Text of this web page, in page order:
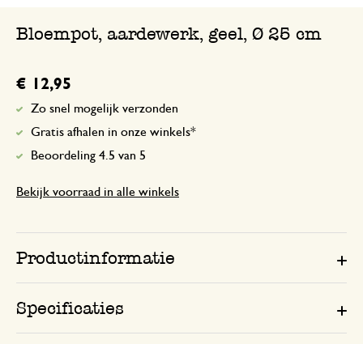
Bloempot, aardewerk, geel, Ø 25 cm
€ 12,95
Zo snel mogelijk verzonden
Gratis afhalen in onze winkels*
Beoordeling 4.5 van 5
Bekijk voorraad in alle winkels
Productinformatie
Specificaties
gelukkig al contact is geweest en
opgelost!